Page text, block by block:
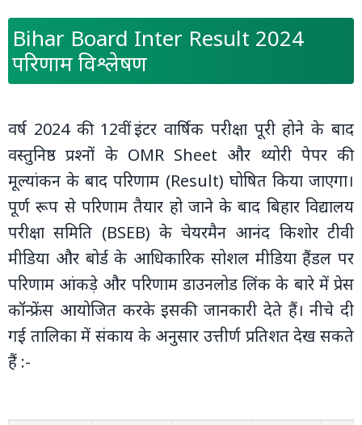
Bihar Board Inter Result 2024
परिणाम विश्लेषण
वर्ष 2024 की 12वीं इंटर वार्षिक परीक्षा पूरी होने के बाद
वस्तुनिष्ठ प्रश्‍नों के OMR Sheet और थ्योरी पेपर की
मूल्यांकन के बाद परिणाम (Result) घोषित किया जाएगा।
पूर्ण रूप से परिणाम तैयार हो जाने के बाद बिहार विद्यालय
परीक्षा समिति (BSEB) के चेयरमैन आनंद किशोर टीवी
मीडिया और बोर्ड के आधिकारिक सोशल मीडिया हैंडल पर
परिणाम आंकड़े और परिणाम डाउनलोड लिंक के बारे में प्रेस
कॉन्फ्रेंस आयोजित करके इसकी जानकारी देते हैं। नीचे दी
गई तालिका में संकाय के अनुसार उत्तीर्ण प्रतिशत देख सकते
हैं :-